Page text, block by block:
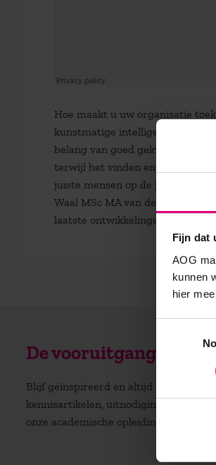
Fijn dat
AOG
kunnen
hier
Hoe maakt u uw organisatie
kunstmatige intelligentie bieden
belang van goed gekwalificeerd
terwijl het vinden en behouden
juiste mensen op de juiste plek
Waal MSc MA van de opleiding
laatste ontwikkelingen in het HR
De vooruitgang voor
Blijf geïnspireerd en altijd op de
kennisartikelen, uitnodigingen voor
onze academische opleidingen.